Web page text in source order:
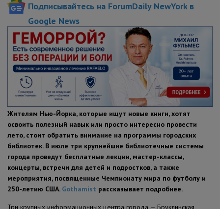
ОБРАЗОВАНИЕ
ПОЛЕЗНЫЕ СОВЕТЫ
Подписывайтесь на ForumDaily NewYork в
Google News
Жителям Нью-Йорка, которые ищут новые книги, хотят
освоить полезный навык или просто интересно провести
лето, стоит обратить внимание на программы городских
библиотек. В июле три крупнейшие библиотечные системы
города проведут бесплатные лекции, мастер-классы,
концерты, встречи для детей и подростков, а также
мероприятия, посвященные Чемпионату мира по футболу и
250-летию США. Gothamist рассказывает подробнее.
Три крупных информационных центра города — Бруклинская